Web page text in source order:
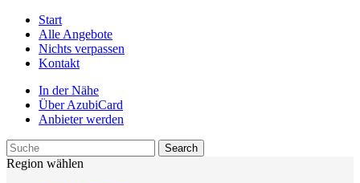
Start
Alle Angebote
Nichts verpassen
Kontakt
In der Nähe
Über AzubiCard
Anbieter werden
Region wählen